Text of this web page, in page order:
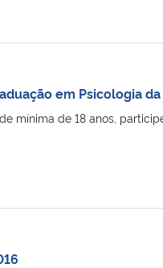
em Psicologia da
mínima de 18 anos,